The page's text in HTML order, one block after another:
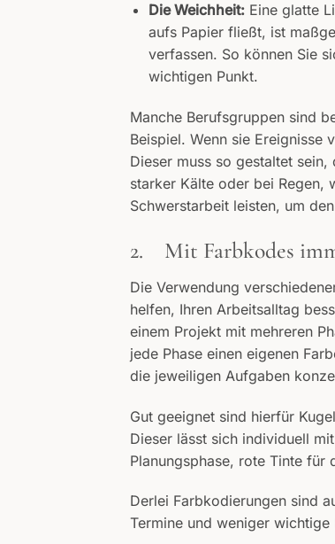
Die Weichheit:Eine glatte
aufs Papier fließt, ist
verfassen. So können Sie
wichtigen Punkt.
Manche Berufsgruppen sind
Beispiel. Wenn sie Ereignisse
Dieser muss so gestaltet sein,
starker Kälte oder bei Regen,
Schwerstarbeit leisten, um
2. Mit Farbkodes
Die Verwendung
helfen, Ihren Arbeitsalltag
einem Projekt mit mehreren
jede Phase einen eigenen
die jeweiligen Aufgaben
Gut geeignet sind hierfür
Dieser lässt sich individuell
Planungsphase, rote Tinte für
Derlei Farbkodierungen sind
Termine und weniger